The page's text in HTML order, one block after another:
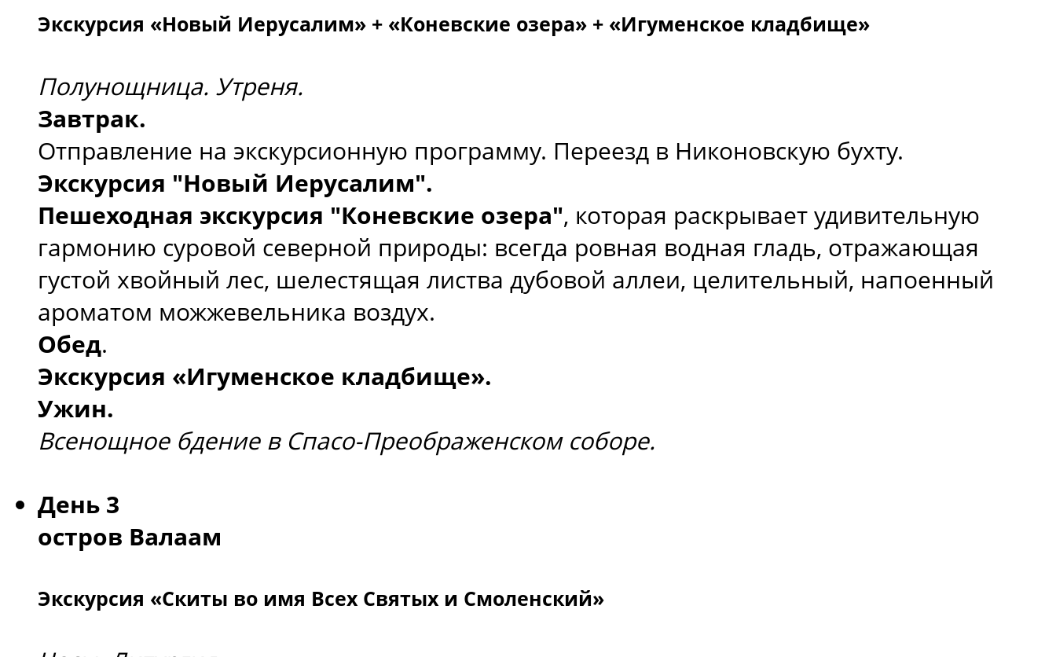
Экскурсия «Новый Иерусалим» + «Коневские озера» + «Игуменское кладбище»
Полунощница. Утреня.
Завтрак.
Отправление на экскурсионную программу. Переезд в Никоновскую бухту.
Экскурсия "Новый Иерусалим".
Пешеходная экскурсия "Коневские озера", которая раскрывает удивительную
гармонию суровой северной природы: всегда ровная водная гладь, отражающая
густой хвойный лес, шелестящая листва дубовой аллеи, целительный, напоенный
ароматом можжевельника воздух.
Обед.
Экскурсия «Игуменское кладбище».
Ужин.
Всенощное бдение в Спасо-Преображенском соборе.
День 3
остров Валаам
Экскурсия «Скиты во имя Всех Святых и Смоленский»